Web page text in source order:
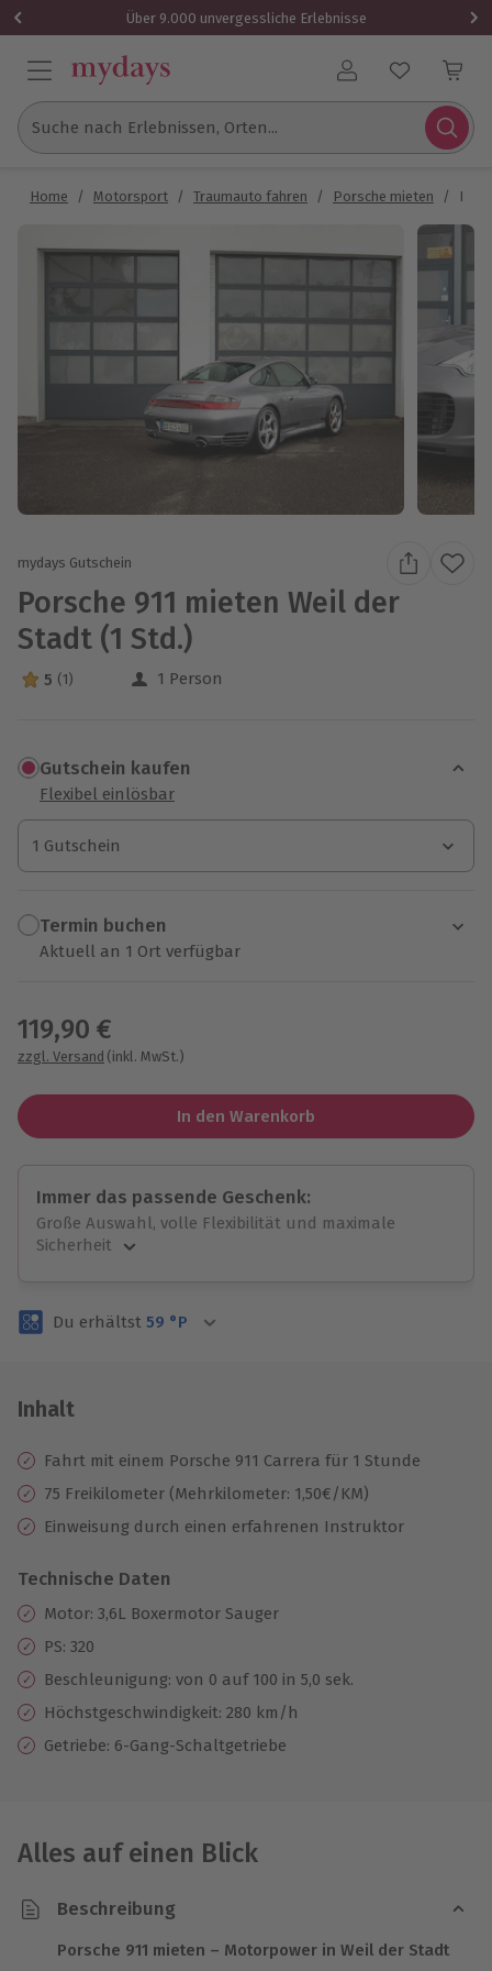
Über 9.000 unvergessliche Erlebnisse
Benutzerkonto
Suche nach Erlebnissen, Orten...
Home / Motorsport / Traumauto fahren / Porsche mieten /
mydays Gutschein
Porsche 911 mieten Weil der
Stadt (1 Std.)
5 Sterne von 5 aus 1 Bewertungen
5 (1) 1 Person
Gutschein kaufen
Flexibel einlösbar
1 Gutschein
1 Gutschein
1 Gutschein
Termin buchen
Aktuell an 1 Ort verfügbar
119,90 €
zzgl. Versand (inkl. MwSt.)
In den Warenkorb
Immer das passende Geschenk:
Große Auswahl, volle Flexibilität und maximale
Sicherheit
Volle Flexibilität
3 Jahre gültig & verlängerbar.
Du erhältst 59 °P
Inhalt
Fahrt mit einem Porsche 911 Carrera für 1 Stunde
75 Freikilometer (Mehrkilometer: 1,50€/KM)
Einweisung durch einen erfahrenen Instruktor
Technische Daten
Motor: 3,6L Boxermotor Sauger
PS: 320
Beschleunigung: von 0 auf 100 in 5,0 sek.
Höchstgeschwindigkeit: 280 km/h
Getriebe: 6-Gang-Schaltgetriebe
Alles auf einen Blick
Beschreibung
Porsche 911 mieten – Motorpower in Weil der Stadt